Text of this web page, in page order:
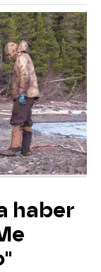
haber